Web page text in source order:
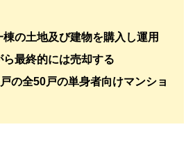
棟の土地及び建物を購入し運用
ら最終的には売却する
の全50戸の単身者向けマンショ